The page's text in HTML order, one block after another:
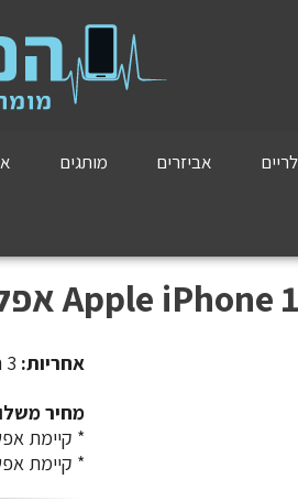
אביזרים מותגים
אחריות: 3 חודשי אחריות
מחיר
​​​​​​​* קיימת
* קיימת